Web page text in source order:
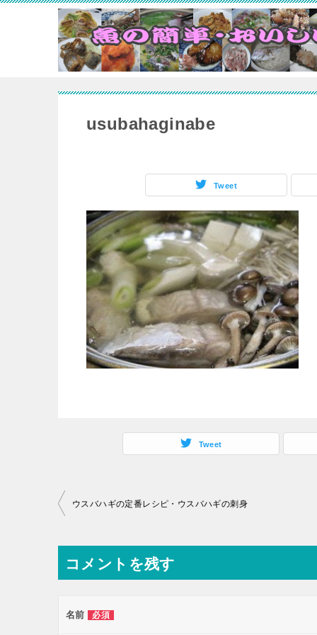
usubahaginabe
Tweet
Tweet
投
ナ
ビ
ー
ウスバハギの定番レシピ・ウスバハギの刺身
コメントを残す
名前 必須